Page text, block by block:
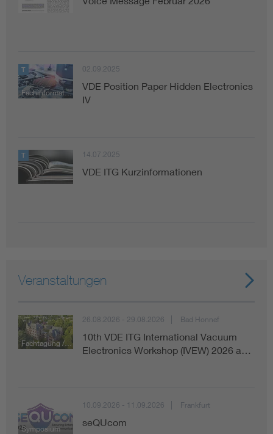
Fachinformation
T 02.09.2025
VDE Position Paper Hidden Electronics
IV
T 14.07.2025
VDE ITG Kurzinformationen
Veranstaltungen
Fachtagung / Konferenz
26.08.2026 - 29.08.2026 Bad Honnef
10th VDE ITG International Vacuum
Electronics Workshop (IVEW) 2026 a…
Symposium
10.09.2026 - 11.09.2026 Frankfurt
seQUcom